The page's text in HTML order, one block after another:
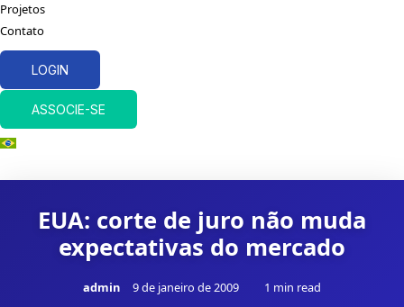
Projetos
Contato
LOGIN
ASSOCIE-SE
EUA: corte de juro não muda
expectativas do mercado
admin 9 de janeiro de 2009 1 min read